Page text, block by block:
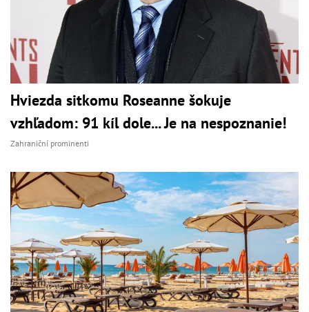
Hviezda sitkomu Roseanne šokuje
vzhľadom: 91 kíl dole... Je na nespoznanie!
Zahraniční prominenti